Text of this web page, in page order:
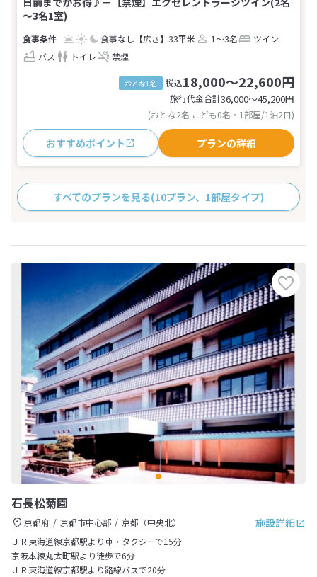
～3名1室)
食事なし 【広さ】33平米 1～3名
ツイン
バス
トイレ 禁煙
おとな1名 税込18,000～22,600円
旅行代金合計36,000〜45,200円
(おとな2名 こども0名・1部屋/1泊2日)
おすすめポイント プランの詳細
すべてのプランを見る(10プラン、1部屋タイプ)
石長松菊園
施設詳細
京都府 京都市中心部
京都（中央北）
ＪＲ東海道線京都駅より車・タクシーで15分
京阪本線丸太町駅より徒歩で6分
ＪＲ東海道線京都駅より路線バスで20分